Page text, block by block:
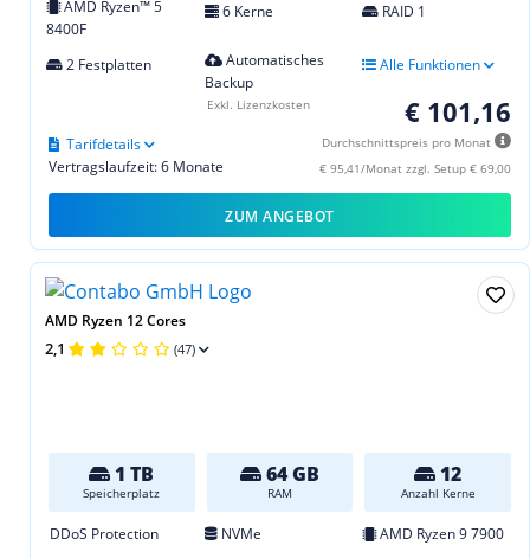
AMD Ryzen™ 5
8400F
6 Kerne RAID 1
2 Festplatten
Automatisches
Backup
Alle Funktionen
€ 101,16
Durchschnittspreis pro Monat
€ 95,41/Monat zzgl. Setup € 69,00
Vertragslaufzeit: 6 Monate
Tarifdetails
Exkl. Lizenzkosten
ZUM ANGEBOT
AMD Ryzen 12 Cores
2,1 (47)
1 TB
Speicherplatz
64 GB
RAM
12
Anzahl Kerne
DDoS Protection NVMe
AMD Ryzen 9 7900